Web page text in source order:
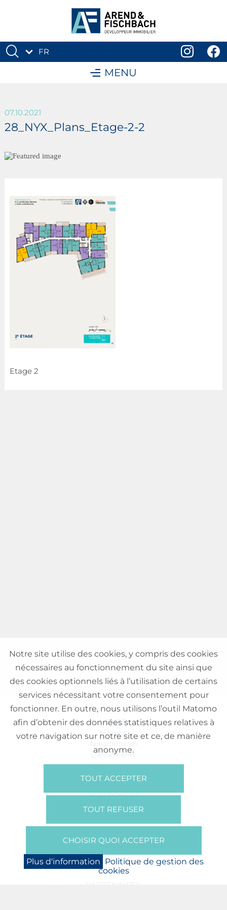
FR
MENU
07.10.2021
28_NYX_Plans_Etage-2-2
Etage 2
VENTE
Maisons
Appartements
Lotissements
Commerces
Bureaux
RÉFÉRENCES
SUR NOUS
Presse
BOOKING
NEWS
PARTENAIRES
Notre site utilise des cookies, y compris des cookies
nécessaires au fonctionnement du site ainsi que
des cookies optionnels liés à l’utilisation de certains
services nécessitant votre consentement pour
fonctionner. En outre, nous utilisons l’outil Matomo
afin d’obtenir des données statistiques relatives à
votre navigation sur notre site et ce, de manière
anonyme.
TOUT ACCEPTER
TOUT REFUSER
CHOISIR QUOI ACCEPTER
Plus d'information Politique de gestion des
cookies